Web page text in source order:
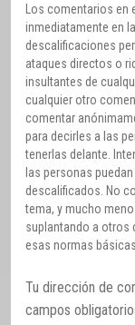
Los comentarios en
inmediatamente en
descalificaciones
ataques directos o
insultantes de
cualquier otro
comentar
para decirles a las
tenerlas delante.
las personas
descalificados. No
tema, y mucho
suplantando a otros
esas normas
Tu dirección de
campos